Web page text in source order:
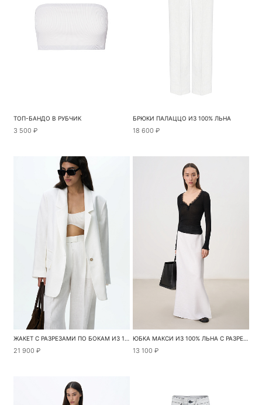
ТОП-БАНДО В РУБЧИК
3 500 ₽
БРЮКИ ПАЛАЦЦО ИЗ 100% ЛЬНА
18 600 ₽
ЖАКЕТ С РАЗРЕЗАМИ ПО БОКАМ ИЗ 100% ЛЬНА
21 900 ₽
ЮБКА МАКСИ ИЗ 100% ЛЬНА С РАЗРЕЗОМ СБОКУ
13 100 ₽